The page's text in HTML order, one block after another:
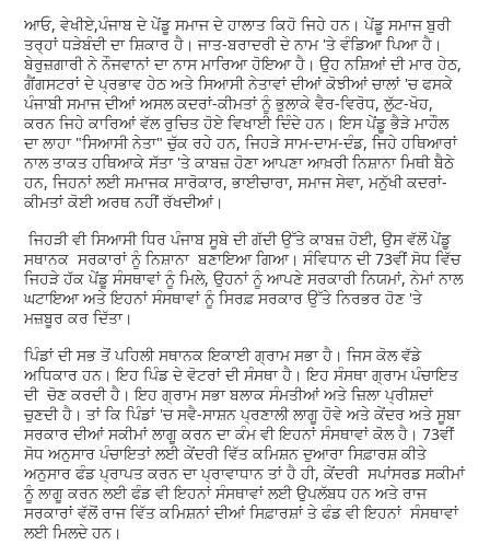
ਆਓ, ਵੇਖੀਏ,ਪੰਜਾਬ ਦੇ ਪੇਂਡੂ ਸਮਾਜ ਦੇ ਹਾਲਾਤ ਕਿਹੋ ਜਿਹੇ ਹਨ। ਪੇਂਡੂ ਸਮਾਜ ਬੁਰੀ
ਤਰ੍ਹਾਂ ਧੜੇਬੰਦੀ ਦਾ ਸ਼ਿਕਾਰ ਹੈ। ਜਾਤ-ਬਰਾਦਰੀ ਦੇ ਨਾਮ 'ਤੇ ਵੰਡਿਆ ਪਿਆ ਹੈ।
ਬੇਰੁਜ਼ਗਾਰੀ ਨੇ ਨੌਜਵਾਨਾਂ ਦਾ ਨਾਸ ਮਾਰਿਆ ਹੋਇਆ ਹੈ। ਉਹ ਨਸ਼ਿਆਂ ਦੀ ਮਾਰ ਹੇਠ,
ਗੈਂਗਸਟਰਾਂ ਦੇ ਪ੍ਰਭਾਵ ਹੇਠ ਅਤੇ ਸਿਆਸੀ ਨੇਤਾਵਾਂ ਦੀਆਂ ਕੋਝੀਆਂ ਚਾਲਾਂ 'ਚ ਫਸਕੇ
ਪੰਜਾਬੀ ਸਮਾਜ ਦੀਆਂ ਅਸਲ ਕਦਰਾਂ-ਕੀਮਤਾਂ ਨੂੰ ਭੁਲਾਕੇ ਵੈਰ-ਵਿਰੋਧ, ਲੁੱਟ-ਖੋਹ,
ਕਰਨ ਜਿਹੇ ਕਾਰਿਆਂ ਵੱਲ ਰੁਚਿਤ ਹੋਏ ਵਿਖਾਈ ਦਿੰਦੇ ਹਨ। ਇਸ ਪੇਂਡੂ ਭੈੜੇ ਮਾਹੌਲ
ਦਾ ਲਾਹਾ "ਸਿਆਸੀ ਨੇਤਾ" ਚੁੱਕ ਰਹੇ ਹਨ, ਜਿਹੜੇ ਸਾਮ-ਦਾਮ-ਦੰਡ, ਜਿਹੇ ਹਥਿਆਰਾਂ
ਨਾਲ ਤਾਕਤ ਹਥਿਆਕੇ ਸੱਤਾ 'ਤੇ ਕਾਬਜ਼ ਹੋਣਾ ਆਪਣਾ ਆਖ਼ਰੀ ਨਿਸ਼ਾਨਾ ਮਿਥੀ ਬੈਠੇ
ਹਨ, ਜਿਹਨਾਂ ਲਈ ਸਮਾਜਕ ਸਾਰੋਕਾਰ, ਭਾਈਚਾਰਾ, ਸਮਾਜ ਸੇਵਾ, ਮਨੁੱਖੀ ਕਦਰਾਂ-
ਕੀਮਤਾਂ ਕੋਈ ਅਰਥ ਨਹੀਂ ਰੱਖਦੀਆਂ।
ਜਿਹੜੀ ਵੀ ਸਿਆਸੀ ਧਿਰ ਪੰਜਾਬ ਸੂਬੇ ਦੀ ਗੱਦੀ ਉੱਤੇ ਕਾਬਜ਼ ਹੋਈ, ਉਸ ਵੱਲੋਂ ਪੇਂਡੂ
ਸਥਾਨਕ ਸਰਕਾਰਾਂ ਨੂੰ ਨਿਸ਼ਾਨਾ ਬਣਾਇਆ ਗਿਆ। ਸੰਵਿਧਾਨ ਦੀ 73ਵੀਂ ਸੋਧ ਵਿੱਚ
ਜਿਹੜੇ ਹੱਕ ਪੇਂਡੂ ਸੰਸਥਾਵਾਂ ਨੂੰ ਮਿਲੇ, ਉਹਨਾਂ ਨੂੰ ਆਪਣੇ ਸਰਕਾਰੀ ਨਿਯਮਾਂ, ਨੇਮਾਂ ਨਾਲ
ਘਟਾਇਆ ਅਤੇ ਇਹਨਾਂ ਸੰਸਥਾਵਾਂ ਨੂੰ ਸਿਰਫ਼ ਸਰਕਾਰ ਉੱਤੇ ਨਿਰਭਰ ਹੋਣ 'ਤੇ
ਮਜ਼ਬੂਰ ਕਰ ਦਿੱਤਾ।
ਪਿੰਡਾਂ ਦੀ ਸਭ ਤੋਂ ਪਹਿਲੀ ਸਥਾਨਕ ਇਕਾਈ ਗ੍ਰਾਮ ਸਭਾ ਹੈ। ਜਿਸ ਕੋਲ ਵੱਡੇ
ਅਧਿਕਾਰ ਹਨ। ਇਹ ਪਿੰਡ ਦੇ ਵੋਟਰਾਂ ਦੀ ਸੰਸਥਾ ਹੈ। ਇਹ ਸੰਸਥਾ ਗ੍ਰਾਮ ਪੰਚਾਇਤ
ਦੀ ਚੋਣ ਕਰਦੀ ਹੈ। ਇਹ ਗ੍ਰਾਮ ਸਭਾ ਬਲਾਕ ਸੰਮਤੀਆਂ ਅਤੇ ਜ਼ਿਲਾ ਪ੍ਰੀਸ਼ਦਾਂ
ਚੁਣਦੀ ਹੈ। ਤਾਂ ਕਿ ਪਿੰਡਾਂ 'ਚ ਸਵੈ-ਸਾਸ਼ਨ ਪ੍ਰਣਾਲੀ ਲਾਗੂ ਹੋਵੇ ਅਤੇ ਕੇਂਦਰ ਅਤੇ ਸੂਬਾ
ਸਰਕਾਰ ਦੀਆਂ ਸਕੀਮਾਂ ਲਾਗੂ ਕਰਨ ਦਾ ਕੰਮ ਵੀ ਇਹਨਾਂ ਸੰਸਥਾਵਾਂ ਕੋਲ ਹੈ। 73ਵੀਂ
ਸੋਧ ਅਨੁਸਾਰ ਪੰਚਾਇਤਾਂ ਲਈ ਕੇਂਦਰੀ ਵਿੱਤ ਕਮਿਸ਼ਨ ਦੁਆਰਾ ਸਿਫ਼ਾਰਸ਼ ਕੀਤੇ
ਅਨੁਸਾਰ ਫੰਡ ਪ੍ਰਾਪਤ ਕਰਨ ਦਾ ਪ੍ਰਾਵਾਧਾਨ ਤਾਂ ਹੈ ਹੀ, ਕੇਂਦਰੀ ਸਪਾਂਸਰਡ ਸਕੀਮਾਂ
ਨੂੰ ਲਾਗੂ ਕਰਨ ਲਈ ਫੰਡ ਵੀ ਇਹਨਾਂ ਸੰਸਥਾਵਾਂ ਲਈ ਉਪਲੱਬਧ ਹਨ ਅਤੇ ਰਾਜ
ਸਰਕਾਰਾਂ ਵੱਲੋਂ ਰਾਜ ਵਿੱਤ ਕਮਿਸ਼ਨਾਂ ਦੀਆਂ ਸਿਫ਼ਾਰਸ਼ਾਂ ਤੇ ਫੰਡ ਵੀ ਇਹਨਾਂ ਸੰਸਥਾਵਾਂ
ਲਈ ਮਿਲਦੇ ਹਨ।